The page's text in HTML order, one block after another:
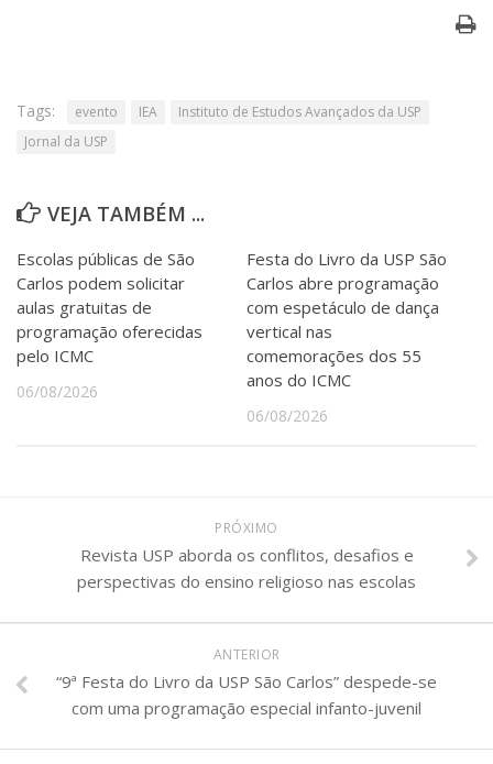
Tags: evento IEA
Instituto de Estudos Avançados da USP
Jornal da USP
VEJA TAMBÉM ...
Escolas públicas de São
Carlos podem solicitar
aulas gratuitas de
programação oferecidas
pelo ICMC
06/08/2026
Festa do Livro da USP São
Carlos abre programação
com espetáculo de dança
vertical nas
comemorações dos 55
anos do ICMC
06/08/2026
PRÓXIMO
Revista USP aborda os conflitos, desafios e
perspectivas do ensino religioso nas escolas
ANTERIOR
“9ª Festa do Livro da USP São Carlos” despede-se
com uma programação especial infanto-juvenil